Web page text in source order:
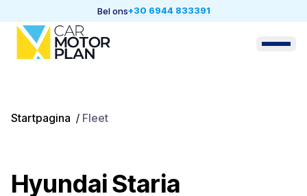
Bel ons+30 6944 833391
Startpagina / Fleet
Hyundai Staria